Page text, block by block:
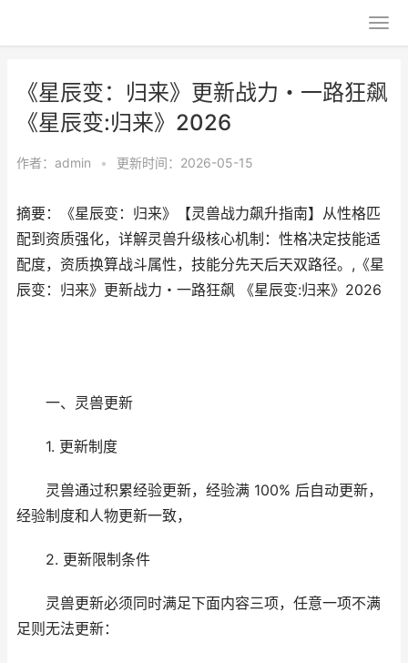
《星辰变：归来》更新战力・一路狂飙
《星辰变:归来》2026
作者： admin • 更新时间：2026-05-15
摘要：《星辰变：归来》【灵兽战力飙升指南】从性格匹
配到资质强化，详解灵兽升级核心机制：性格决定技能适
配度，资质换算战斗属性，技能分先天后天双路径。,《星
辰变：归来》更新战力・一路狂飙 《星辰变:归来》2026
一、灵兽更新
1. 更新制度
灵兽通过积累经验更新，经验满 100% 后自动更新，
经验制度和人物更新一致，
2. 更新限制条件
灵兽更新必须同时满足下面内容三项，任意一项不满
足则无法更新：